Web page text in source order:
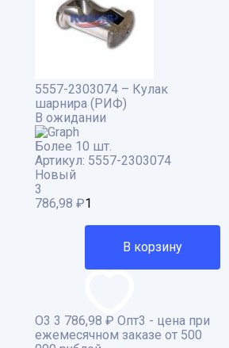
5557-2303074 – Кулак
шарнира (РИФ)
В ожидании
Более 10 шт.
Артикул: 5557-2303074
Новый
3
786,98 ₽
В корзину
О3 3 786,98 ₽ Опт3 - цена при
ежемесячном заказе от 500